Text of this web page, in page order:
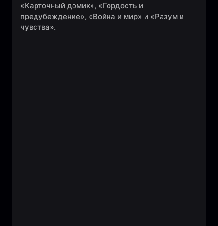
«Карточный домик», «Гордость и
предубеждение», «Война и мир» и «Разум и
чувства».